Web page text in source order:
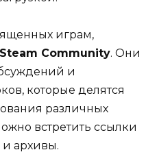
играм,
Steam Community. Они
и
которые делятся
различных
встретить ссылки
архивы.